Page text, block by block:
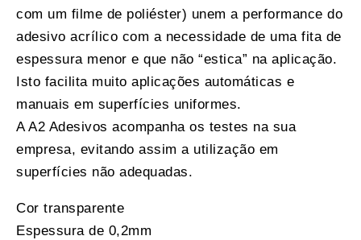
com um filme de poliéster) unem a performance do
adesivo acrílico com a necessidade de uma fita de
espessura menor e que não “estica” na aplicação.
Isto facilita muito aplicações automáticas e
manuais em superfícies uniformes.
A A2 Adesivos acompanha os testes na sua
empresa, evitando assim a utilização em
superfícies não adequadas.
Cor transparente
Espessura de 0,2mm